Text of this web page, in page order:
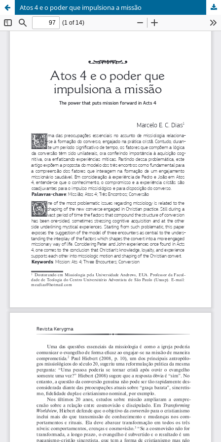
Atos 4 e o poder que impulsiona a missão